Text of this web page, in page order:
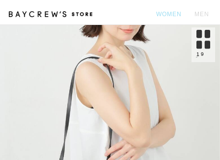
WOMEN MEN
1 9